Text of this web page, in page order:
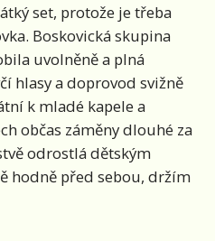
set, protože je třeba
Boskovická skupina
uvolněně a plná
hlasy a doprovod svižně
k mladé kapele a
občas záměny dlouhé za
odrostlá dětským
hodně před sebou, držím